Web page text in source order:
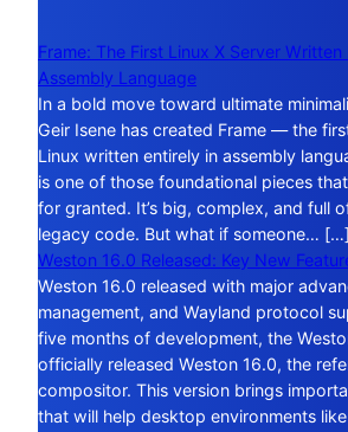
Frame: The First Linux X Server Written
Assembly Language
In a bold move toward ultimate
Geir Isene has created Frame — the
Linux written entirely in assembly
is one of those foundational pieces
for granted. It’s big, complex, and full
legacy code. But what if someone… […]
Weston 16.0 Released: Key New
Weston 16.0 released with major
management, and Wayland protocol
five months of development, the
officially released Weston 16.0, the
compositor. This version brings
that will help desktop environments like